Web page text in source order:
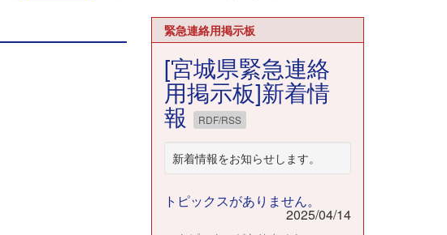
緊急連絡用掲示板
[宮城県緊急連絡
用掲示板]新着情
報 RDF/RSS
新着情報をお知らせします。
トピックスがありません。
2025/04/14